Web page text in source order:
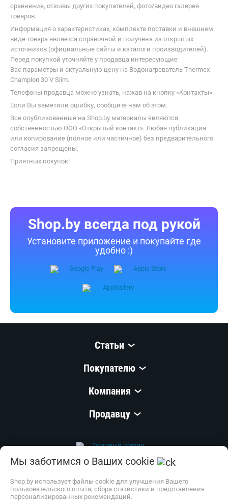
сравнение, отзывы других покупателей, фото/видео галерея
товаров.
Информация о характеристиках, комплекте поставки и внешнем
виде товара является справочной и получена из открытых
источников (официальные сайты и каталоги производителей).
Перед покупкой уточняйте у продавца интересующие
Вас параметры и актуальную цену на Водонагреватель Thermex
Champion 30 V Slim.
Телефоны продавца можно узнать, нажав на кнопку «Контакты».
Если Вы заметили ошибку, сообщите нам об этом.
Все опубликованные на Shop.by материалы являются
собственностью ООО «Открытый контакт». Любая публикация
или копирование (полное или частичное) без предварительного
согласия запрещены.
Приятных покупок!
Shop.by всегда под рукой
Установите приложение и покупайте где
удобно :)
Статьи
Покупателю
Компания
Продавцу
ООО «Открытый Контакт»
УНП 100008738
Настройка cookie
Мы заботимся о Ваших cookie
Shop.by использует файлы cookie для улучшения Вашего
пользовательского опыта, сбора статистики и представления
персонализированных рекомендаций.